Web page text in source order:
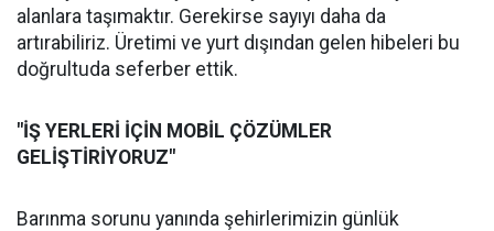
alanlara taşımaktır. Gerekirse sayıyı daha da
artırabiliriz. Üretimi ve yurt dışından gelen hibeleri bu
doğrultuda seferber ettik.
"İŞ YERLERİ İÇİN MOBİL ÇÖZÜMLER
GELİŞTİRİYORUZ"
Barınma sorunu yanında şehirlerimizin günlük